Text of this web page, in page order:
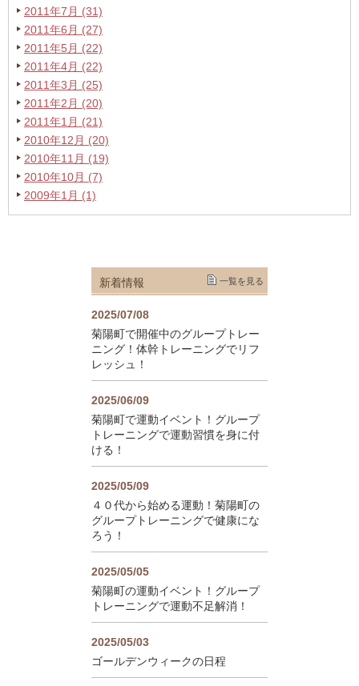
2011年7月 (31)
2011年6月 (27)
2011年5月 (22)
2011年4月 (22)
2011年3月 (25)
2011年2月 (20)
2011年1月 (21)
2010年12月 (20)
2010年11月 (19)
2010年10月 (7)
2009年1月 (1)
新着情報 一覧を見る
2025/07/08
菊陽町で開催中のグループトレー
ニング！体幹トレーニングでリフ
レッシュ！
2025/06/09
菊陽町で運動イベント！グループ
トレーニングで運動習慣を身に付
ける！
2025/05/09
４０代から始める運動！菊陽町の
グループトレーニングで健康にな
ろう！
2025/05/05
菊陽町の運動イベント！グループ
トレーニングで運動不足解消！
2025/05/03
ゴールデンウィークの日程